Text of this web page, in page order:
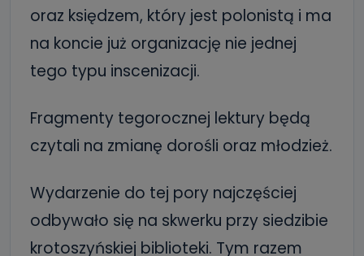
oraz księdzem, który jest polonistą i ma
na koncie już organizację nie jednej
tego typu inscenizacji.
Fragmenty tegorocznej lektury będą
czytali na zmianę dorośli oraz młodzież.
Wydarzenie do tej pory najczęściej
odbywało się na skwerku przy siedzibie
krotoszyńskiej biblioteki. Tym razem